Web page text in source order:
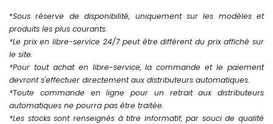
*Sous réserve de disponibilité, uniquement sur les modèles et
produits les plus courants.
*Le prix en libre-service 24/7 peut être différent du prix affiché sur
le site.
*Pour tout achat en libre-service, la commande et le paiement
devront s'effectuer directement aux distributeurs automatiques.
*Toute commande en ligne pour un retrait aux distributeurs
automatiques ne pourra pas être traitée.
*Les stocks sont renseignés à titre informatif, par souci de qualité